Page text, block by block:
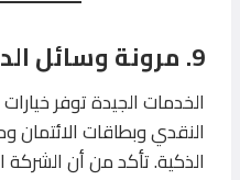
9. مرونة وسائل الدفع
الخدمات الجيدة توفر
النقدي وبطاقات الائتمان
الذكية. تأكد من أن الشركة